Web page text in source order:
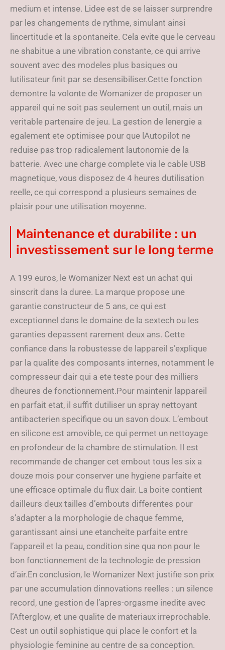
medium et intense. Lidee est de se laisser surprendre
par les changements de rythme, simulant ainsi
lincertitude et la spontaneite. Cela evite que le cerveau
ne shabitue a une vibration constante, ce qui arrive
souvent avec des modeles plus basiques ou
lutilisateur finit par se desensibiliser.Cette fonction
demontre la volonte de Womanizer de proposer un
appareil qui ne soit pas seulement un outil, mais un
veritable partenaire de jeu. La gestion de lenergie a
egalement ete optimisee pour que lAutopilot ne
reduise pas trop radicalement lautonomie de la
batterie. Avec une charge complete via le cable USB
magnetique, vous disposez de 4 heures dutilisation
reelle, ce qui correspond a plusieurs semaines de
plaisir pour une utilisation moyenne.
Maintenance et durabilite : un
investissement sur le long terme
A 199 euros, le Womanizer Next est un achat qui
sinscrit dans la duree. La marque propose une
garantie constructeur de 5 ans, ce qui est
exceptionnel dans le domaine de la sextech ou les
garanties depassent rarement deux ans. Cette
confiance dans la robustesse de lappareil s’explique
par la qualite des composants internes, notamment le
compresseur dair qui a ete teste pour des milliers
dheures de fonctionnement.Pour maintenir lappareil
en parfait etat, il suffit dutiliser un spray nettoyant
antibacterien specifique ou un savon doux. L’embout
en silicone est amovible, ce qui permet un nettoyage
en profondeur de la chambre de stimulation. Il est
recommande de changer cet embout tous les six a
douze mois pour conserver une hygiene parfaite et
une efficace optimale du flux dair. La boite contient
dailleurs deux tailles d’embouts differentes pour
s’adapter a la morphologie de chaque femme,
garantissant ainsi une etancheite parfaite entre
l’appareil et la peau, condition sine qua non pour le
bon fonctionnement de la technologie de pression
d’air.En conclusion, le Womanizer Next justifie son prix
par une accumulation dinnovations reelles : un silence
record, une gestion de l’apres-orgasme inedite avec
l’Afterglow, et une qualite de materiaux irreprochable.
Cest un outil sophistique qui place le confort et la
physiologie feminine au centre de sa conception.